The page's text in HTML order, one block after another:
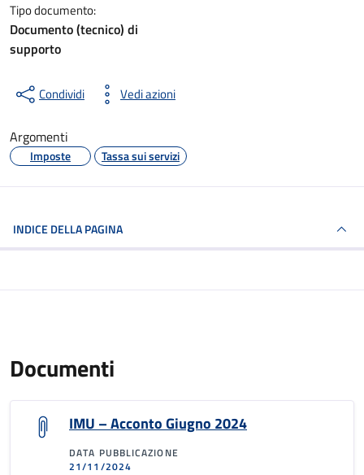
Tipo documento:
Documento (tecnico) di
supporto
Condividi Vedi azioni
Argomenti
Imposte Tassa sui servizi
INDICE DELLA PAGINA
Documenti
IMU – Acconto Giugno 2024
DATA PUBBLICAZIONE
21/11/2024